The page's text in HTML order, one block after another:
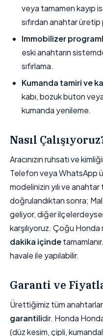
veya tamamen kayıp
sıfırdan anahtar
Immobilizer
eski anahtarın
sıfırlama.
Kumanda tamiri ve
kabı, bozuk buton
kumanda yenileme.
Nasıl
Aracınızın ruhsatı ve
Telefon veya WhatsApp
modelinizin yılı ve
doğrulandıktan sonra;
geliyor, diğer
karşılıyoruz. Çoğu
dakika içinde
havale ile yapılabilir.
Garanti ve
Ürettiğimiz tüm anahtarlar
garantilidir. Honda
(düz kesim, çipli,